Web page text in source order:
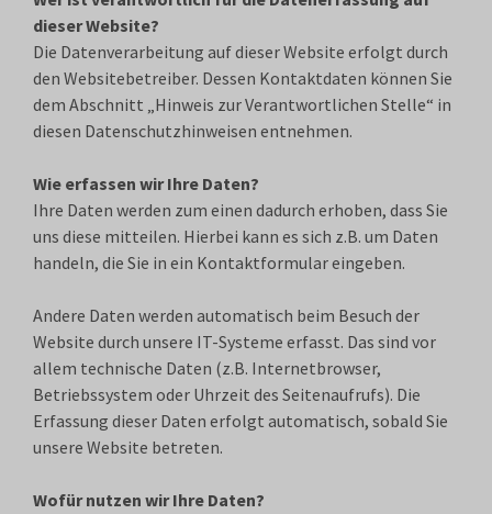
dieser Website?
Die Datenverarbeitung auf dieser Website erfolgt durch
den Websitebetreiber. Dessen Kontaktdaten können Sie
dem Abschnitt „Hinweis zur Verantwortlichen Stelle“ in
diesen Datenschutzhinweisen entnehmen.
Wie erfassen wir Ihre Daten?
Ihre Daten werden zum einen dadurch erhoben, dass Sie
uns diese mitteilen. Hierbei kann es sich z.B. um Daten
handeln, die Sie in ein Kontaktformular eingeben.
Andere Daten werden automatisch beim Besuch der
Website durch unsere IT-Systeme erfasst. Das sind vor
allem technische Daten (z.B. Internetbrowser,
Betriebssystem oder Uhrzeit des Seitenaufrufs). Die
Erfassung dieser Daten erfolgt automatisch, sobald Sie
unsere Website betreten.
Wofür nutzen wir Ihre Daten?